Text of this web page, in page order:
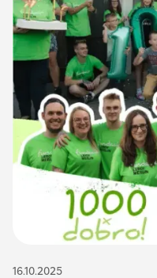
16.10.2025